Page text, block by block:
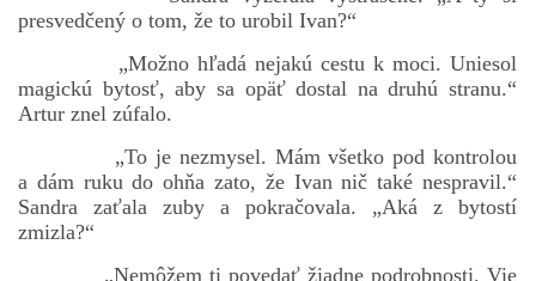
presvedčený o tom, že to urobil Ivan?“
„Možno hľadá nejakú cestu k moci. Uniesol
magickú bytosť, aby sa opäť dostal na druhú stranu.“
Artur znel zúfalo.
„To je nezmysel. Mám všetko pod kontrolou
a dám ruku do ohňa zato, že Ivan nič také nespravil.“
Sandra zaťala zuby a pokračovala. „Aká z bytostí
zmizla?“
„Nemôžem ti povedať žiadne podrobnosti. Vie